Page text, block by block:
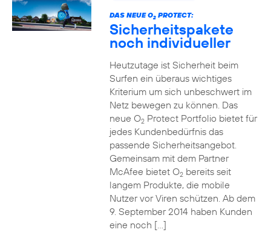
DAS NEUE O2PROTECT:
Sicherheitspakete
noch individueller
Heutzutage ist Sicherheit beim
Surfen ein überaus wichtiges
Kriterium um sich unbeschwert im
Netz bewegen zu können. Das
neue O2Protect Portfolio bietet für
jedes Kundenbedürfnis das
passende Sicherheitsangebot.
Gemeinsam mit dem Partner
McAfee bietet O2bereits seit
langem Produkte, die mobile
Nutzer vor Viren schützen. Ab dem
9. September 2014 haben Kunden
eine noch […]